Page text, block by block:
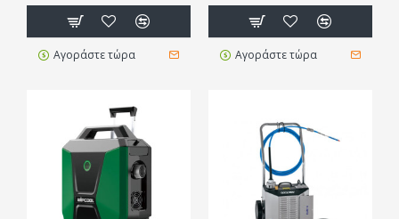
Αγοράστε τώρα Αγοράστε τώρα